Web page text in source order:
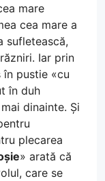
mare
cea mare a
sufletească,
Iar prin
pustie «cu
în duh
dinainte. Și
plecarea
» arată că
care se